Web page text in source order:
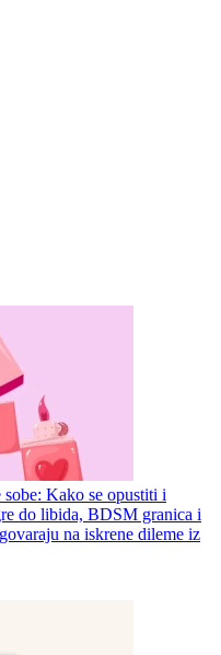
Kako se opustiti i
do libida, BDSM granica i
na iskrene dileme iz